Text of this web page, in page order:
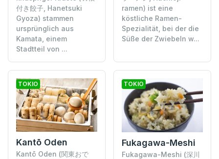
付き餃子, Hanetsuki
Gyoza) stammen
ursprünglich aus
Kamata, einem
Stadtteil von ...
ramen) ist eine
köstliche Ramen-
Spezialität, bei der die
Süße der Zwiebeln w...
TOKIO
Kantō Oden
Kantō Oden (関東おで
TOKIO
Fukagawa-Meshi
Fukagawa-Meshi (深川